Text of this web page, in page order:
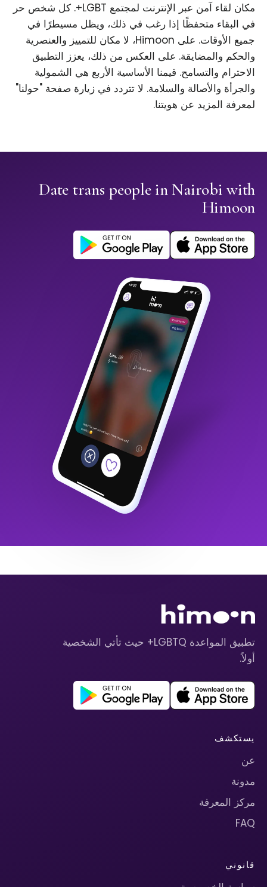
مكان لقاء آمن عبر الإنترنت لمجتمع LGBT+. كل شخص حر
في البقاء متحفظًا إذا رغب في ذلك، ويظل مسيطرًا في
جميع الأوقات. على Himoon، لا مكان للتمييز والعنصرية
والحكم والمضايقة. على العكس من ذلك، يعزز التطبيق
الاحترام والتسامح. قيمنا الأساسية الأربع هي الشمولية
والجرأة والأصالة والسلامة. لا تتردد في زيارة صفحة "حولنا"
لمعرفة المزيد عن هويتنا.
Date trans people in Nairobi with
Himoon
تطبيق المواعدة LGBTQ+ حيث تأتي الشخصية
أولاً.
يستكشف
عن
مدونة
مركز المعرفة
FAQ
قانوني